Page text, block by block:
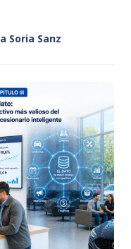
Soria Sanz